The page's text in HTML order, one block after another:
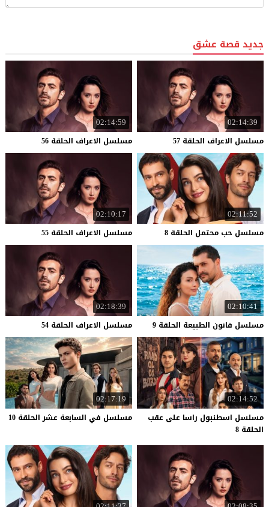
جديد قصة عشق
02:14:39
مسلسل الاعراف الحلقة 57
02:14:59
مسلسل الاعراف الحلقة 56
02:11:52
مسلسل حب محتمل الحلقة 8
02:10:17
مسلسل الاعراف الحلقة 55
02:10:41
مسلسل قانون الطبيعة الحلقة 9
02:18:39
مسلسل الاعراف الحلقة 54
02:14:52
مسلسل اسطنبول راسا على عقب
الحلقة 8
02:17:19
مسلسل في السابعة عشر الحلقة 10